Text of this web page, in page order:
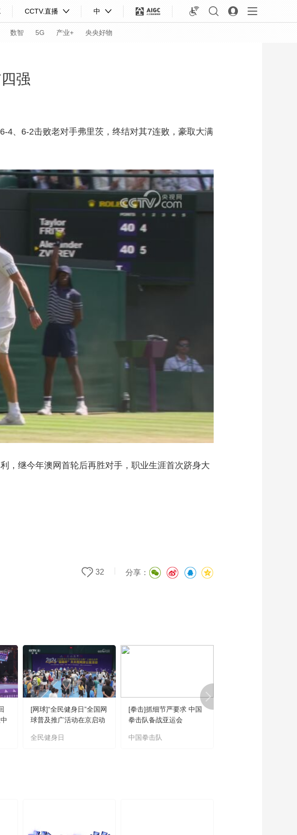
CCTV.直播 中
数智 5G 产业+ 央央好物
评 锋面
国际足球 网球 综合体育 亚冬会
乐龄 汽车
颜选攻略 海洋 时尚 天气 才艺
强
4、6-2击败老对手弗里茨，终结对其7连败，豪取大满
，继今年澳网首轮后再胜对手，职业生涯首次跻身大
分享：
32
[网球]“全民健身日”全国网
球普及推广活动在京启动
全民健身日
[拳击]抓细节严要求 中国
拳击队备战亚运会
中国拳击队